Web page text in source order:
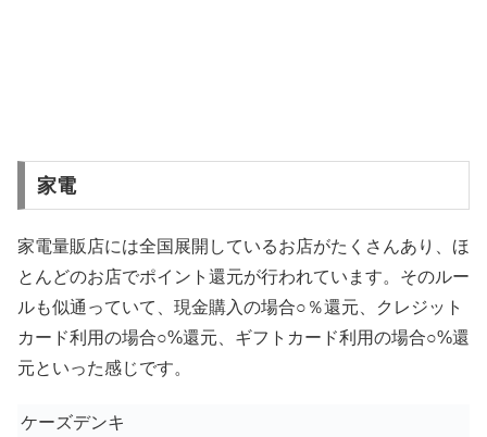
家電
家電量販店には全国展開しているお店がたくさんあり、ほ
とんどのお店でポイント還元が行われています。そのルー
ルも似通っていて、現金購入の場合○％還元、クレジット
カード利用の場合○%還元、ギフトカード利用の場合○%還
元といった感じです。
ケーズデンキ